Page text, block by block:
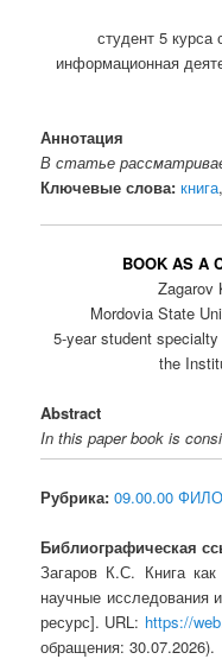
студент 5 курса
информационная
Аннотация
В статье
Ключевые слова: книга
BOOK AS A
Zagarov
Mordovia State
5-year student
the
Abstract
In this paper book is
Рубрика: 09.00.00
Библиографическая
Загаров К.С. Книга
научные исследования
ресурс]. URL: https://
обращения: 30.07.2026).